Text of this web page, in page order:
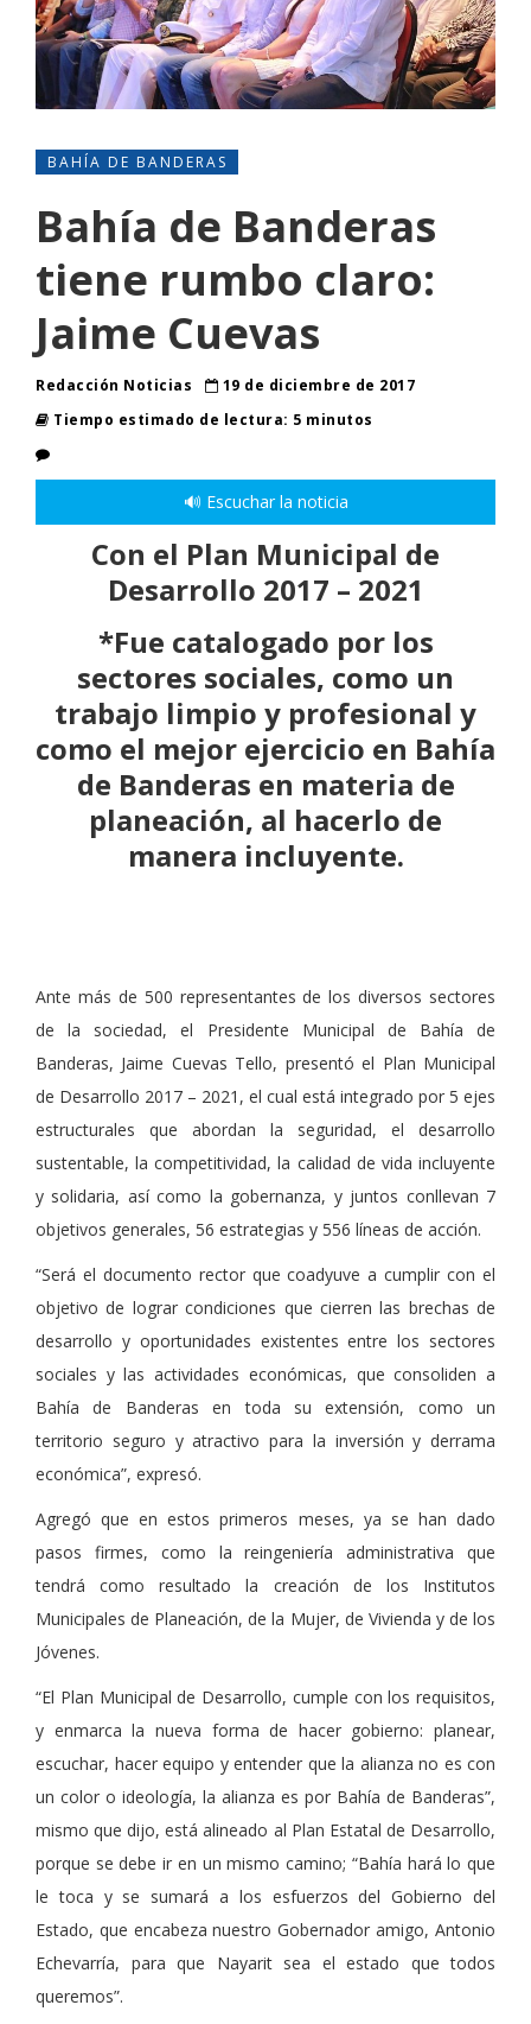
BAHÍA DE BANDERAS
Bahía de Banderas
tiene rumbo claro:
Jaime Cuevas
Redacción Noticias
19 de diciembre de 2017
Tiempo estimado de lectura: 5 minutos
🔊 Escuchar la noticia
Con el Plan Municipal de
Desarrollo 2017 – 2021
*Fue catalogado por los
sectores sociales, como un
trabajo limpio y profesional y
como el mejor ejercicio en Bahía
de Banderas en materia de
planeación, al hacerlo de
manera incluyente.
Ante más de 500 representantes de los diversos sectores
de la sociedad, el Presidente Municipal de Bahía de
Banderas, Jaime Cuevas Tello, presentó el Plan Municipal
de Desarrollo 2017 – 2021, el cual está integrado por 5 ejes
estructurales que abordan la seguridad, el desarrollo
sustentable, la competitividad, la calidad de vida incluyente
y solidaria, así como la gobernanza, y juntos conllevan 7
objetivos generales, 56 estrategias y 556 líneas de acción.
“Será el documento rector que coadyuve a cumplir con el
objetivo de lograr condiciones que cierren las brechas de
desarrollo y oportunidades existentes entre los sectores
sociales y las actividades económicas, que consoliden a
Bahía de Banderas en toda su extensión, como un
territorio seguro y atractivo para la inversión y derrama
económica”, expresó.
Agregó que en estos primeros meses, ya se han dado
pasos firmes, como la reingeniería administrativa que
tendrá como resultado la creación de los Institutos
Municipales de Planeación, de la Mujer, de Vivienda y de los
Jóvenes.
“El Plan Municipal de Desarrollo, cumple con los requisitos,
y enmarca la nueva forma de hacer gobierno: planear,
escuchar, hacer equipo y entender que la alianza no es con
un color o ideología, la alianza es por Bahía de Banderas”,
mismo que dijo, está alineado al Plan Estatal de Desarrollo,
porque se debe ir en un mismo camino; “Bahía hará lo que
le toca y se sumará a los esfuerzos del Gobierno del
Estado, que encabeza nuestro Gobernador amigo, Antonio
Echevarría, para que Nayarit sea el estado que todos
queremos”.